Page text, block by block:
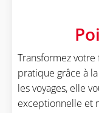
Transformez
pratique grâce à
les voyages, elle
exceptionnelle et